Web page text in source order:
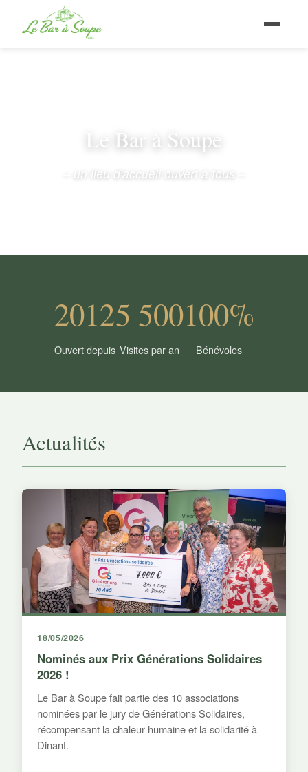
Le Bar à Soupe
– un lieu d'accueil ouvert à tous –
2012
Ouvert depuis
5 500
Visites par an
100%
Bénévoles
Actualités
18/05/2026
Nominés aux Prix Générations Solidaires
2026 !
Le Bar à Soupe fait partie des 10 associations
nominées par le jury de Générations Solidaires,
récompensant la chaleur humaine et la solidarité à
Dinant.